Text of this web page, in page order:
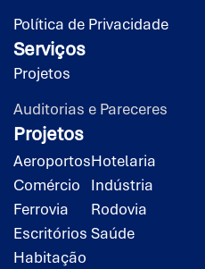
Política de Privacidade
Serviços
Projetos
Auditorias e Pareceres
Projetos
Aeroportos
Comércio
Ferrovia
Escritórios
Habitação
Hotelaria
Indústria
Rodovia
Saúde